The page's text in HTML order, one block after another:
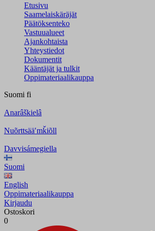
Etusivu
Saamelaiskäräjät
Päätöksenteko
Vastuualueet
Ajankohtaista
Yhteystiedot
Dokumentit
Kääntäjät ja tulkit
Oppimateriaalikauppa
Suomi fi
Anarâškielâ
Nuõrttsääʹmǩiõll
Davvisámegiella
Suomi
English
Oppimateriaalikauppa
Kirjaudu
Ostoskori
0